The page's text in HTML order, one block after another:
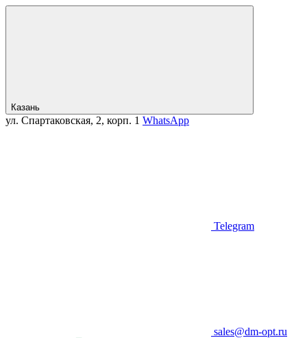
Казань
ул. Спартаковская, 2, корп. 1 WhatsApp
Telegram
sales@dm-opt.ru